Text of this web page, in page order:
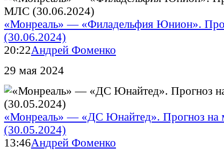
«Монреаль» — «Филадельфия Юнион».
(30.06.2024)
20:22Андрей Фоменко
29 мая 2024
«Монреаль» — «ДС Юнайтед». Прогноз
(30.05.2024)
13:46Андрей Фоменко